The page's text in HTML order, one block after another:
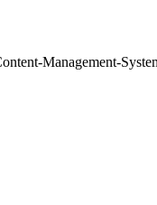
Management-